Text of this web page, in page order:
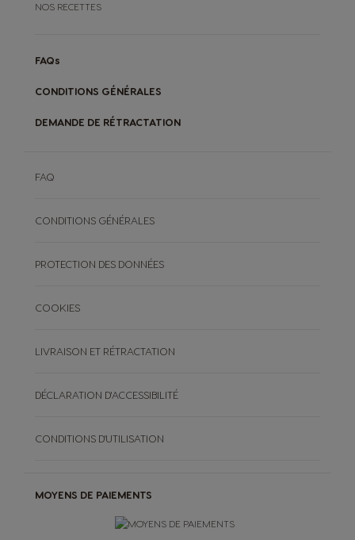
NOS RECETTES
FAQs
CONDITIONS GÉNÉRALES
DEMANDE DE RÉTRACTATION
MOYENS DE PAIEMENTS
FAQ
CONDITIONS GÉNÉRALES
PROTECTION DES DONNÉES
COOKIES
LIVRAISON ET RÉTRACTATION
DÉCLARATION D'ACCESSIBILITÉ
CONDITIONS D'UTILISATION